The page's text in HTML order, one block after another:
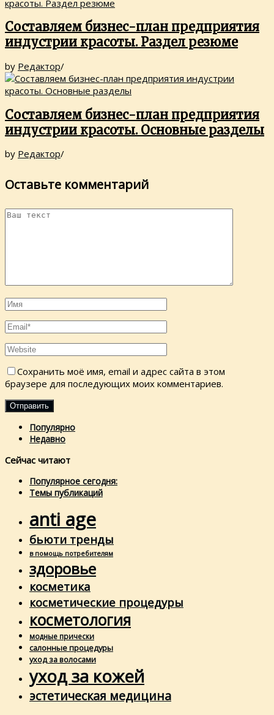
Составляем бизнес-план предприятия
индустрии красоты. Раздел резюме
by Редактор/
Составляем бизнес-план предприятия
индустрии красоты. Основные разделы
by Редактор/
Оставьте комментарий
Сохранить моё имя, email и адрес сайта в этом
браузере для последующих моих комментариев.
Популярно
Недавно
Сейчас читают
Популярное сегодня:
Темы публикаций
anti age
бьюти тренды
в помощь потребителям
здоровье
косметика
косметические процедуры
косметология
модные прически
салонные процедуры
уход за волосами
уход за кожей
эстетическая медицина